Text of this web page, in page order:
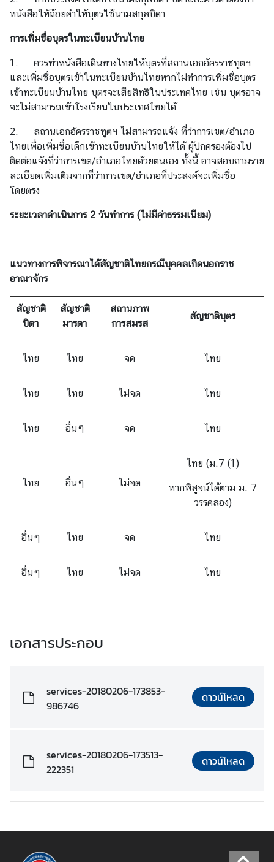
บ
ริ
ร
ด้
า
ก
ง
สุ
ล
เ
ส่
ว
น
บ
น
หนังสือให้ถ้อยคำให้บุตรใช้นามสกุลบิดา
การเพิ่มชื่อบุตรในทะเบียนบ้านไทย
1. ควรทำหนังสือเดินทางไทยให้บุตรที่สถานเอกอัครราชทูตฯ
และเพิ่มชื่อบุตรเข้าในทะเบียนบ้านไทยหากไม่ทำการเพิ่มชื่อบุตร
เข้าทะเบียนบ้านไทย บุตรจะเสียสิทธิในประเทศไทย เช่น บุตรอาจ
จะไม่สามารถเข้าโรงเรียนในประเทศไทยได้
2. สถานเอกอัครราชทูตฯ ไม่สามารถแจ้ง ที่ว่าการเขต/อำเภอ
ไทยเพื่อเพิ่มชื่อเด็กเข้าทะเบียนบ้านไทยให้ได้ ผู้ปกครองต้องไป
ติดต่อแจ้งที่ว่าการเขต/อำเภอไทยด้วยตนเอง ทั้งนี้ อาจสอบถามราย
ละเอียดเพิ่มเติมจากที่ว่าการเขต/อำเภอที่ประสงค์จะเพิ่มชื่อ
โดยตรง
ระยะเวลาดำเนินการ2 วันทำการ(ไม่มีค่าธรรมเนียม)
แนวทางการพิจารณาได้สัญชาติไทยกรณีบุคคลเกิดนอกราช
อาณาจักร
สัญชาติ
บิดา
สัญชาติ
มารดา
สถานภาพ
การสมรส
สัญชาติบุตร
ไทย ไทย จด ไทย
ไทย ไทย ไม่จด ไทย
ไทย อื่นๆ จด ไทย
ไทย อื่นๆ ไม่จด
ไทย (ม.7 (1)
หากพิสูจน์ได้ตาม ม. 7
วรรคสอง)
อื่นๆ ไทย จด ไทย
อื่นๆ ไทย ไม่จด ไทย
เอกสารประกอบ
services-20180206-173853-
986746
ดาวน์โหลด
services-20180206-173513-
222351
ดาวน์โหลด